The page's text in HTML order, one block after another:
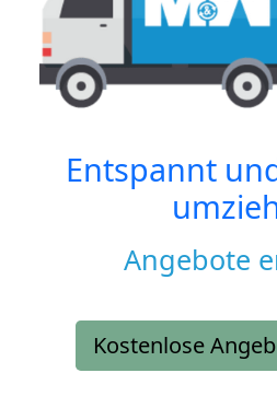
Entspannt
Angebote
Kostenlose